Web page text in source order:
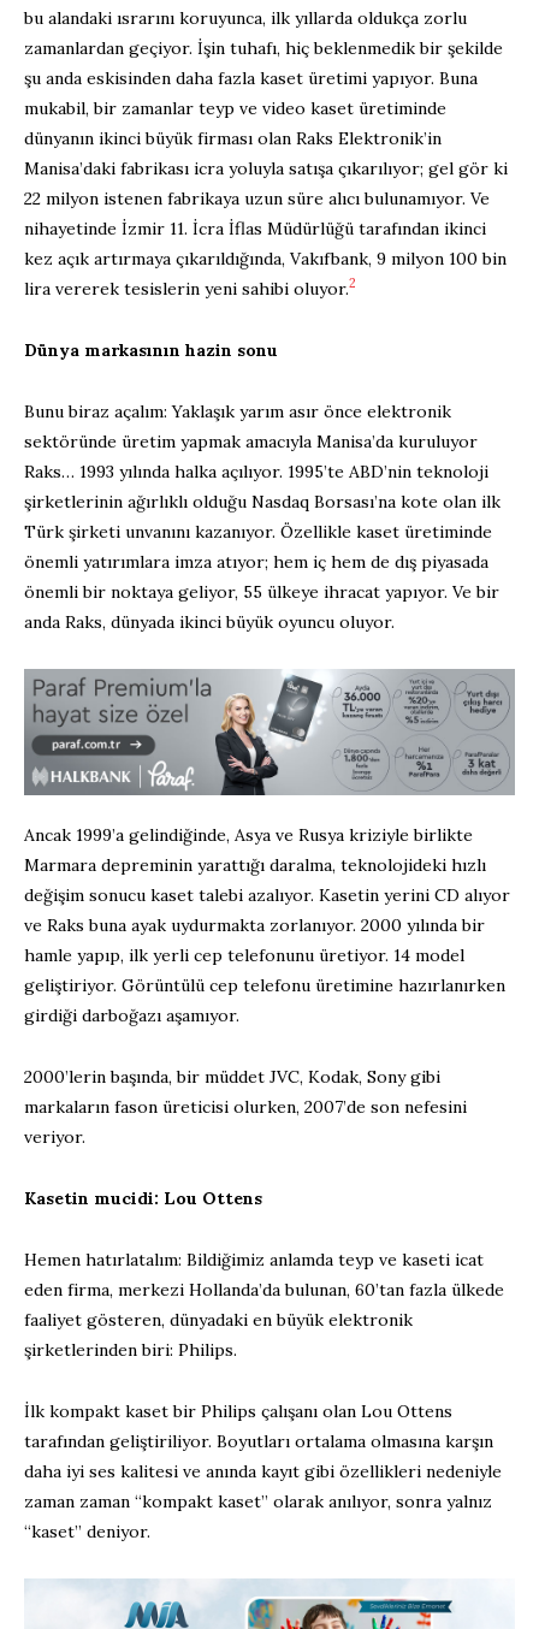
bu alandaki ısrarını koruyunca, ilk yıllarda oldukça zorlu
zamanlardan geçiyor. İşin tuhafı, hiç beklenmedik bir şekilde
şu anda eskisinden daha fazla kaset üretimi yapıyor. Buna
mukabil, bir zamanlar teyp ve video kaset üretiminde
dünyanın ikinci büyük firması olan Raks Elektronik’in
Manisa’daki fabrikası icra yoluyla satışa çıkarılıyor; gel gör ki
22 milyon istenen fabrikaya uzun süre alıcı bulunamıyor. Ve
nihayetinde İzmir 11. İcra İflas Müdürlüğü tarafından ikinci
kez açık artırmaya çıkarıldığında, Vakıfbank, 9 milyon 100 bin
lira vererek tesislerin yeni sahibi oluyor.2
Dünya markasının hazin sonu
Bunu biraz açalım: Yaklaşık yarım asır önce elektronik
sektöründe üretim yapmak amacıyla Manisa’da kuruluyor
Raks… 1993 yılında halka açılıyor. 1995’te ABD’nin teknoloji
şirketlerinin ağırlıklı olduğu Nasdaq Borsası’na kote olan ilk
Türk şirketi unvanını kazanıyor. Özellikle kaset üretiminde
önemli yatırımlara imza atıyor; hem iç hem de dış piyasada
önemli bir noktaya geliyor, 55 ülkeye ihracat yapıyor. Ve bir
anda Raks, dünyada ikinci büyük oyuncu oluyor.
Ancak 1999’a gelindiğinde, Asya ve Rusya kriziyle birlikte
Marmara depreminin yarattığı daralma, teknolojideki hızlı
değişim sonucu kaset talebi azalıyor. Kasetin yerini CD alıyor
ve Raks buna ayak uydurmakta zorlanıyor. 2000 yılında bir
hamle yapıp, ilk yerli cep telefonunu üretiyor. 14 model
geliştiriyor. Görüntülü cep telefonu üretimine hazırlanırken
girdiği darboğazı aşamıyor.
2000’lerin başında, bir müddet JVC, Kodak, Sony gibi
markaların fason üreticisi olurken, 2007’de son nefesini
veriyor.
Kasetin mucidi: Lou Ottens
Hemen hatırlatalım: Bildiğimiz anlamda teyp ve kaseti icat
eden firma, merkezi Hollanda’da bulunan, 60’tan fazla ülkede
faaliyet gösteren, dünyadaki en büyük elektronik
şirketlerinden biri: Philips.
İlk kompakt kaset bir Philips çalışanı olan Lou Ottens
tarafından geliştiriliyor. Boyutları ortalama olmasına karşın
daha iyi ses kalitesi ve anında kayıt gibi özellikleri nedeniyle
zaman zaman “kompakt kaset” olarak anılıyor, sonra yalnız
“kaset” deniyor.